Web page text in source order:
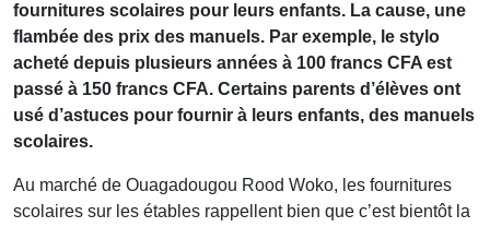
fournitures scolaires pour leurs enfants. La cause, une
flambée des prix des manuels. Par exemple, le stylo
acheté depuis plusieurs années à 100 francs CFA est
passé à 150 francs CFA. Certains parents d’élèves ont
usé d’astuces pour fournir à leurs enfants, des manuels
scolaires.
Au marché de Ouagadougou Rood Woko, les fournitures
scolaires sur les étables rappellent bien que c’est bientôt la